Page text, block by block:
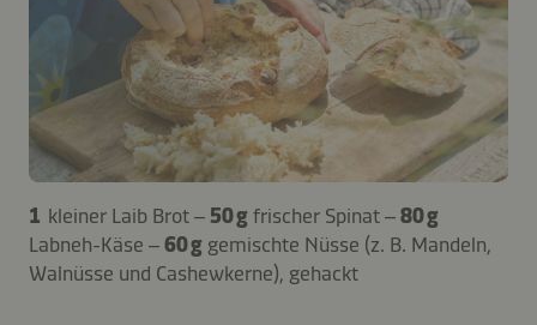
1 kleiner Laib Brot – 50 gfrischer Spinat –80 g
Labneh-Käse –60 g gemischte Nüsse (z. B. Mandeln,
Walnüsse und Cashewkerne), gehackt